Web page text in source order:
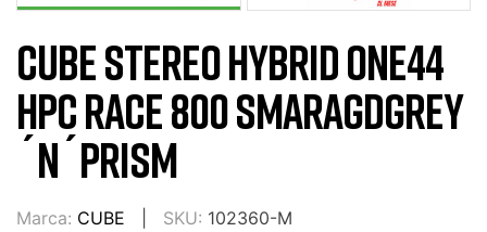
CUBE STEREO HYBRID ONE44
HPC RACE 800 SMARAGDGREY
´N´PRISM
Marca: CUBE SKU: 102360-M